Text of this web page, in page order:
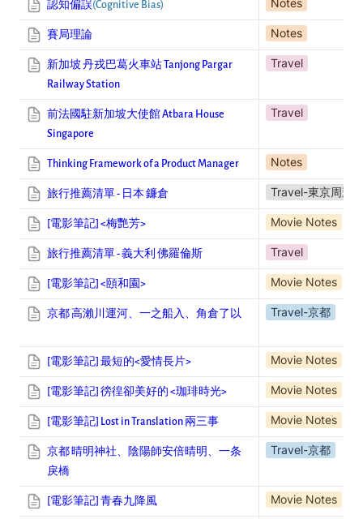
認知偏誤(Cognitive Bias) Notes
賽局理論 Notes
新加坡 丹戎巴葛火車站 Tanjong Pargar
Railway Station
Travel
前法國駐新加坡大使館 Atbara House
Singapore
Travel
Thinking Framework of a Product Manager Notes
旅行推薦清單 - 日本 鐮倉 Travel-東京周邊
[電影筆記] <梅艷芳> Movie Notes
旅行推薦清單 - 義大利 佛羅倫斯 Travel
[電影筆記] < 頤和園> Movie Notes
京都 高瀨川運河、一之船入、角倉了以 Travel-京都
[電影筆記] 最短的<愛情長片> Movie Notes
[電影筆記] 徬徨卻美好的 <珈琲時光> Movie Notes
[電影筆記] Lost in Translation 兩三事 Movie Notes
京都 晴明神社、陰陽師安倍晴明、一条
戾橋
Travel-京都
[電影筆記] 青春九降風 Movie Notes